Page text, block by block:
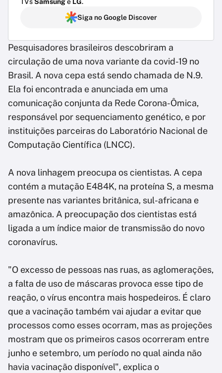
TVsSamsunge LG.
Siga no Google Discover
Pesquisadores brasileiros descobriram a
circulação de uma nova variante da covid-19 no
Brasil. A nova cepa está sendo chamada de N.9.
Ela foi encontrada e anunciada em uma
comunicação conjunta da Rede Corona-Ômica,
responsável por sequenciamento genético, e por
instituições parceiras do Laboratório Nacional de
Computação Científica (LNCC).
A nova linhagem preocupa os cientistas. A cepa
contém a mutação E484K, na proteína S, a mesma
presente nas variantes britânica, sul-africana e
amazônica. A preocupação dos cientistas está
ligada a um índice maior de transmissão do novo
coronavírus.
"O excesso de pessoas nas ruas, as aglomerações,
a falta de uso de máscaras provoca esse tipo de
reação, o vírus encontra mais hospedeiros. É claro
que a vacinação também vai ajudar a evitar que
processos como esses ocorram, mas as projeções
mostram que os primeiros casos ocorreram entre
junho e setembro, um período no qual ainda não
havia vacinação disponível", explica o